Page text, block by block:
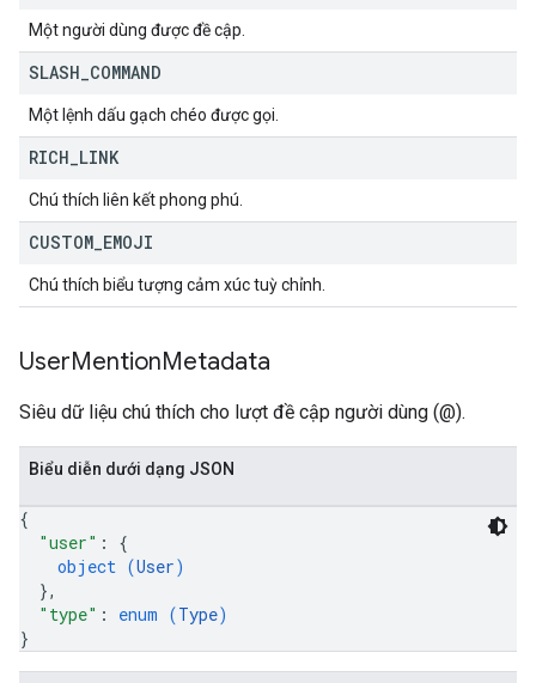
Một người dùng được đề cập.
SLASH COMMAND
Một lệnh dấu gạch chéo được gọi.
RICH LINK
Chú thích liên kết phong phú.
CUSTOM EMOJI
Chú thích biểu tượng cảm xúc tuỳ chỉnh.
UserMentionMetadata
Siêu dữ liệu chú thích cho lượt đề cập người dùng (@).
Biểu diễn dưới dạng JSON
{
"user" : {
object (User)
},
"type" : enum (Type)
}